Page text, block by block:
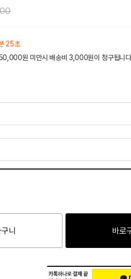
25초
원 미만시 배송비 3,000원이 청구됩니
니 바로